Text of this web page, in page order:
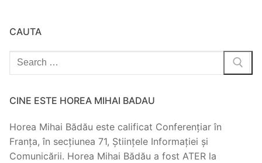
CAUTA
Search
for:
CINE ESTE HOREA MIHAI BADAU
Horea Mihai Bădău este calificat Conferențiar în
Franța, în secțiunea 71, Științele Informației și
Comunicării. Horea Mihai Bădău a fost ATER la